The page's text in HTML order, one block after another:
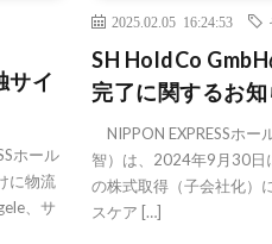
サイ
ホール
に物流
、サ
2025.02.05 16:24:53
SH HoldCo
完了に関するお
NIPPON EXPRESSホー
智）は、2024年9月30日
の株式取得（子会社化）
スケア […]